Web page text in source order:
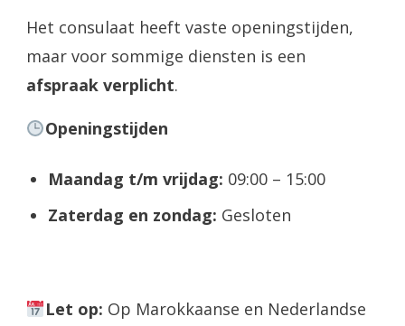
Het consulaat heeft vaste openingstijden,
maar voor sommige diensten is een
afspraak verplicht.
Openingstijden
Maandag t/m vrijdag: 09:00 – 15:00
Zaterdag en zondag: Gesloten
Let op: Op Marokkaanse en Nederlandse